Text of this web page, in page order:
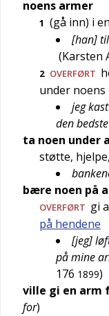
noens armer
1 (gå inn) i
[han]
(Karsten
2 OVERFØRT
under
jeg
den bedste
ta noen under
støtte,
bære noen på
OVERFØRT gi
på hendene
[jeg]
på mine
176 1899)
ville gi en arm
for)